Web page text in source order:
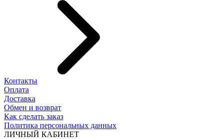
Контакты
Оплата
Доставка
Обмен и возврат
Как сделать заказ
Политика персональных данных
ЛИЧНЫЙ КАБИНЕТ